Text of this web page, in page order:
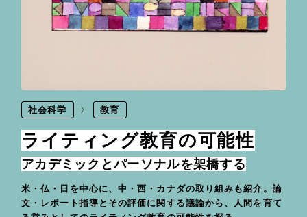
社会科学 教育
ライティング教育の可能性
アカデミックとパーソナルを架橋する
米・仏・日を中心に、中・西・カナダの取り組みも紹介。論
文・レポート指導とその評価に関する議論から、人間を育て